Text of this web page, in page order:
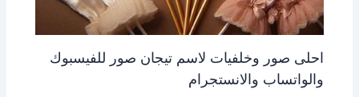
احلى صور وخلفيات لاسم تيجان صور للفيسبوك
والواتساب والانستجرام